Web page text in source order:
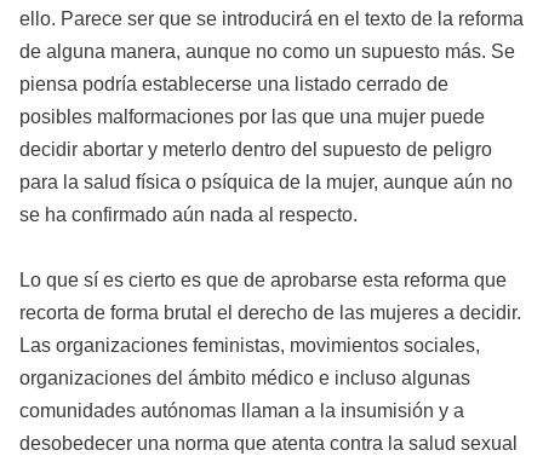
ello. Parece ser que se introducirá en el texto de la reforma
de alguna manera, aunque no como un supuesto más. Se
piensa podría establecerse una listado cerrado de
posibles malformaciones por las que una mujer puede
decidir abortar y meterlo dentro del supuesto de peligro
para la salud física o psíquica de la mujer, aunque aún no
se ha confirmado aún nada al respecto.
Lo que sí es cierto es que de aprobarse esta reforma que
recorta de forma brutal el derecho de las mujeres a decidir.
Las organizaciones feministas, movimientos sociales,
organizaciones del ámbito médico e incluso algunas
comunidades autónomas llaman a la insumisión y a
desobedecer una norma que atenta contra la salud sexual